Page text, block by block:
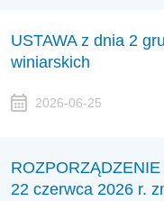
USTAWA z dnia 2
winiarskich
2026-06-25
22 czerwca 2026 r.